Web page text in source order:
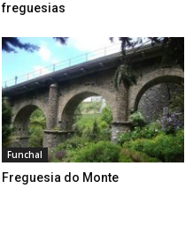
freguesias
Funchal
Freguesia do Monte